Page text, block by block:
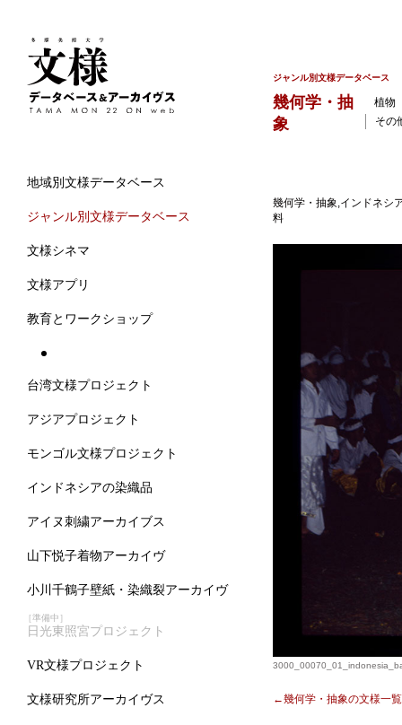
地域別文様データベース
ジャンル別文様データベース
文様シネマ
文様アプリ
教育とワークショップ
台湾文様プロジェクト
アジアプロジェクト
モンゴル文様プロジェクト
インドネシアの染織品
アイヌ刺繍アーカイブス
山下悦子着物アーカイヴ
小川千鶴子壁紙・染織裂アーカイヴ
［準備中］
日光東照宮プロジェクト
VR文様プロジェクト
文様研究所アーカイヴス
ジャンル別文様データベース
幾何学・抽
象
植物
その
幾何学・抽象,インドネシ
料
←幾何学・抽象の文様一